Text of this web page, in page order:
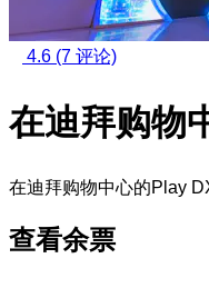
4.6 (7 评论)
在迪拜购物
在迪拜购物中心的Play
查看余票